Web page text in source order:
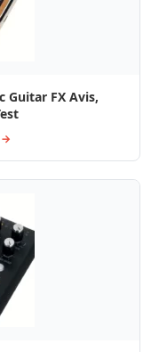
FX Avis,
→